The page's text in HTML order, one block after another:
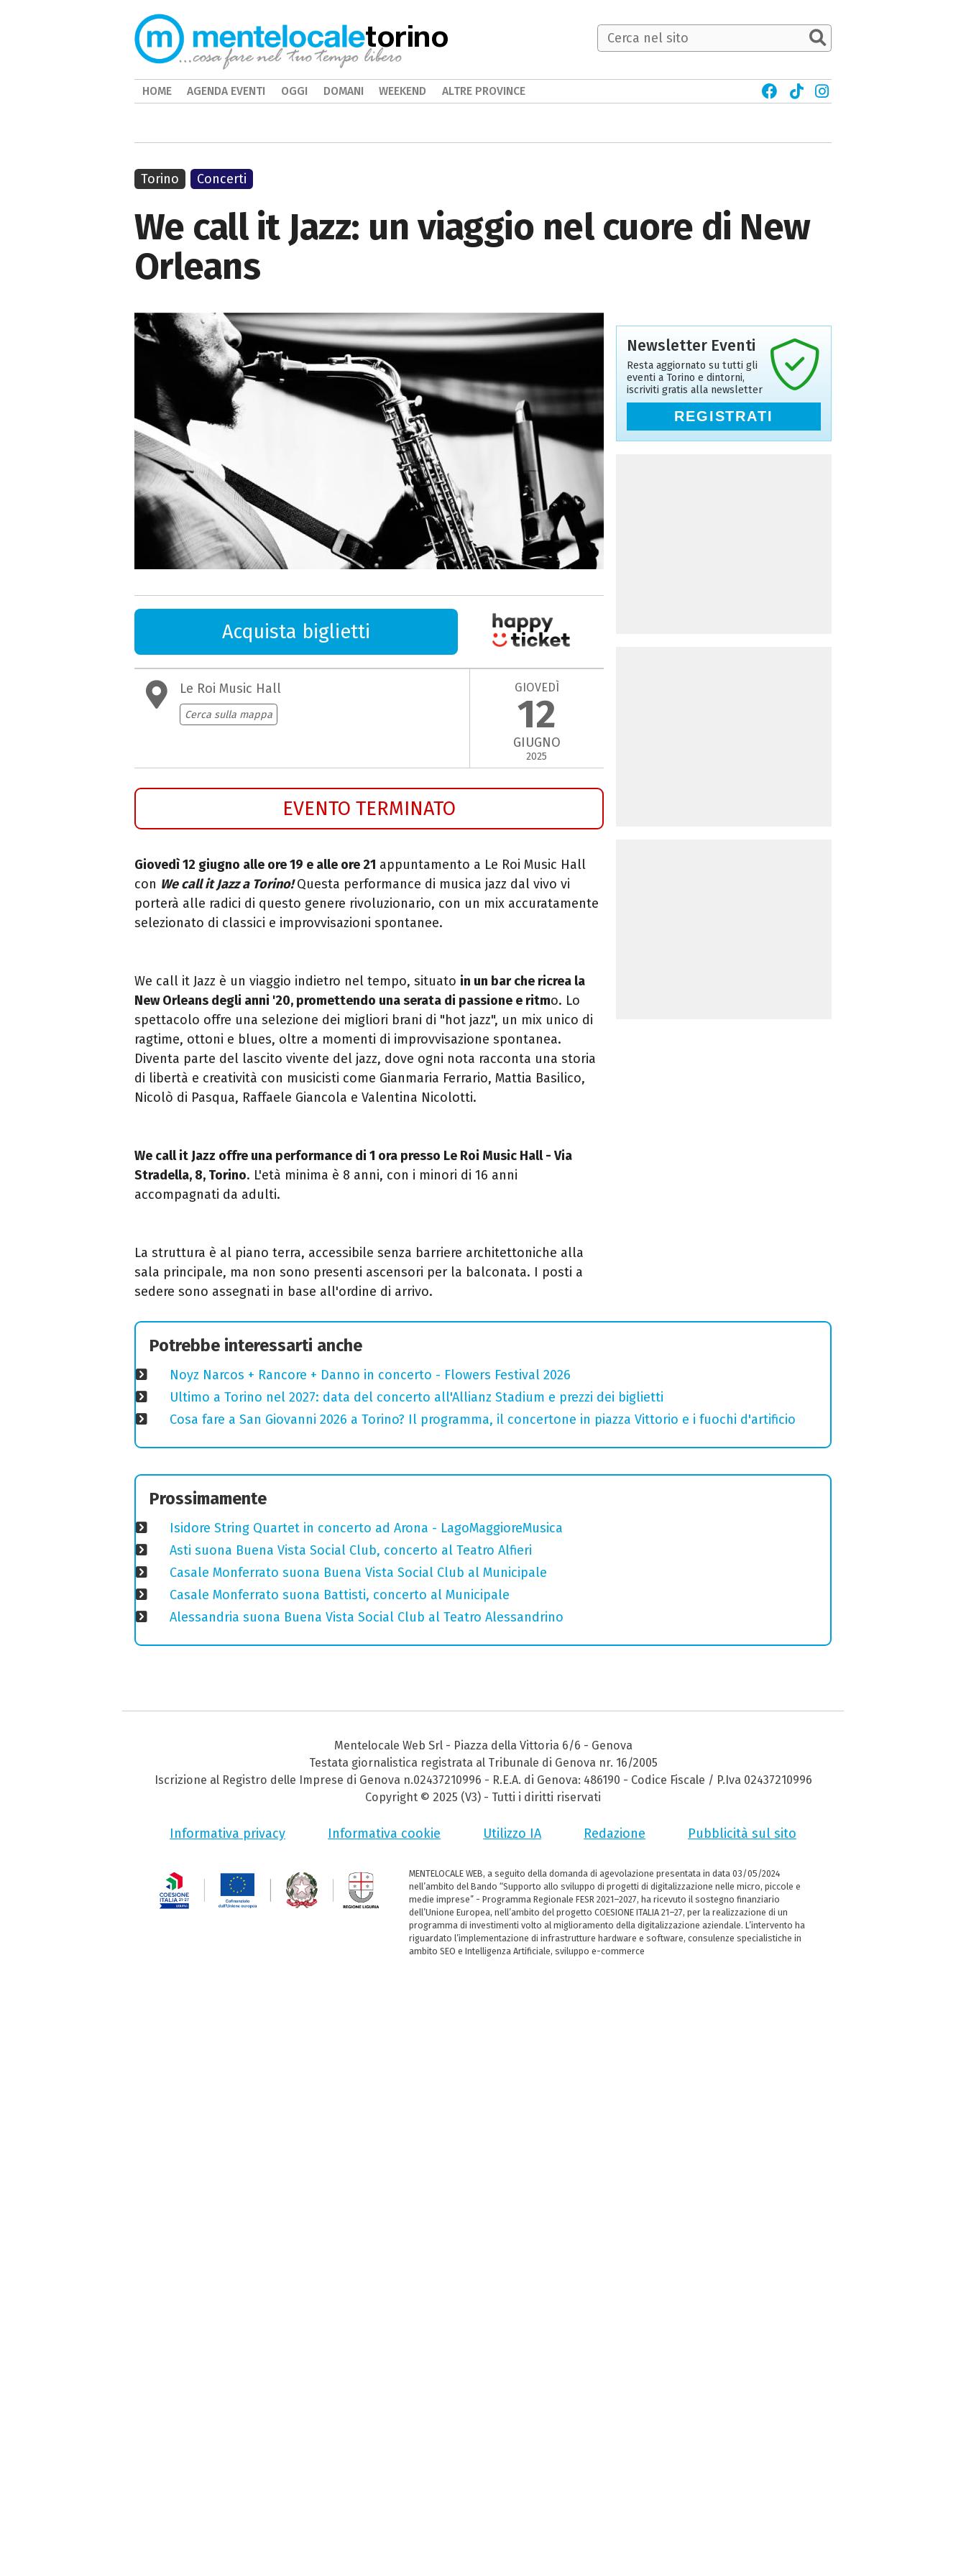
We call it Jazz: un viaggio nel cuore di New
Orleans
Acquista biglietti
Le Roi Music Hall
Cerca sulla mappa
GIOVEDÌ
12
GIUGNO
2025
EVENTO TERMINATO
Giovedì 12 giugno alle ore 19 e alle ore 21 appuntamento a Le Roi Music Hall
con We call it Jazz a Torino!Questa performance di musica jazz dal vivo vi
porterà alle radici di questo genere rivoluzionario, con un mix accuratamente
selezionato di classici e improvvisazioni spontanee.
We call it Jazz è un viaggio indietro nel tempo, situato in un bar che ricrea la
New Orleans degli anni '20, promettendo una serata di passione e ritmo. Lo
spettacolo offre una selezione dei migliori brani di "hot jazz", un mix unico di
ragtime, ottoni e blues, oltre a momenti di improvvisazione spontanea.
Diventa parte del lascito vivente del jazz, dove ogni nota racconta una storia
di libertà e creatività con musicisti come Gianmaria Ferrario, Mattia Basilico,
Nicolò di Pasqua, Raffaele Giancola e Valentina Nicolotti.
We call it Jazz offre una performance di 1 ora presso Le Roi Music Hall - Via
Stradella, 8, Torino. L'età minima è 8 anni, con i minori di 16 anni
accompagnati da adulti.
La struttura è al piano terra, accessibile senza barriere architettoniche alla
sala principale, ma non sono presenti ascensori per la balconata. I posti a
sedere sono assegnati in base all'ordine di arrivo.
Torino Concerti
Newsletter Eventi
Resta aggiornato su tutti gli
eventi a Torino e dintorni,
iscriviti gratis alla newsletter
REGISTRATI
Potrebbe interessarti anche
Noyz Narcos + Rancore + Danno in concerto - Flowers Festival 2026
Ultimo a Torino nel 2027: data del concerto all'Allianz Stadium e prezzi dei biglietti
Cosa fare a San Giovanni 2026 a Torino? Il programma, il concertone in piazza Vittorio e i fuochi d'artificio
Prossimamente
Isidore String Quartet in concerto ad Arona - LagoMaggioreMusica
Asti suona Buena Vista Social Club, concerto al Teatro Alfieri
Casale Monferrato suona Buena Vista Social Club al Municipale
Casale Monferrato suona Battisti, concerto al Municipale
Alessandria suona Buena Vista Social Club al Teatro Alessandrino
torino
HOME AGENDA EVENTI OGGI DOMANI WEEKEND ALTRE PROVINCE
Mentelocale Web Srl - Piazza della Vittoria 6/6 - Genova
Testata giornalistica registrata al Tribunale di Genova nr. 16/2005
Iscrizione al Registro delle Imprese di Genova n.02437210996 - R.E.A. di Genova: 486190 - Codice Fiscale / P.Iva 02437210996
Copyright © 2025 (V3) - Tutti i diritti riservati
Informativa privacy Informativa cookie Utilizzo IA Redazione Pubblicità sul sito
MENTELOCALE WEB, a seguito della domanda di agevolazione presentata in data 03/05/2024
nell’ambito del Bando “Supporto allo sviluppo di progetti di digitalizzazione nelle micro, piccole e
medie imprese” - Programma Regionale FESR 2021–2027, ha ricevuto il sostegno finanziario
dell’Unione Europea, nell’ambito del progetto COESIONE ITALIA 21–27, per la realizzazione di un
programma di investimenti volto al miglioramento della digitalizzazione aziendale. L’intervento ha
riguardato l’implementazione di infrastrutture hardware e software, consulenze specialistiche in
ambito SEO e Intelligenza Artificiale, sviluppo e-commerce